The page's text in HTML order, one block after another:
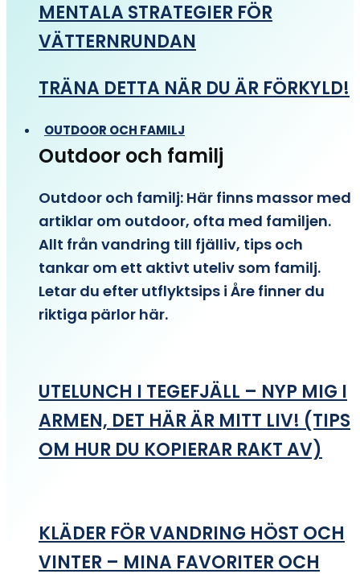
MENTALA STRATEGIER FÖR
VÄTTERNRUNDAN
TRÄNA DETTA NÄR DU ÄR FÖRKYLD!
OUTDOOR OCH FAMILJ
Outdoor och familj
Outdoor och familj: Här finns massor med
artiklar om outdoor, ofta med familjen.
Allt från vandring till fjälliv, tips och
tankar om ett aktivt uteliv som familj.
Letar du efter utflyktsips i Åre finner du
riktiga pärlor här.
UTELUNCH I TEGEFJÄLL – NYP MIG I
ARMEN, DET HÄR ÄR MITT LIV! (TIPS
OM HUR DU KOPIERAR RAKT AV)
KLÄDER FÖR VANDRING HÖST OCH
VINTER – MINA FAVORITER OCH